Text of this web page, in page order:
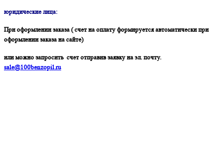
юридические лица:
При оформлении заказа ( счет на оплату формируется автоматически при
оформлении заказа на сайте)
или можно запросить счет отправив заявку на эл. почту.
sale@100benzopil.ru